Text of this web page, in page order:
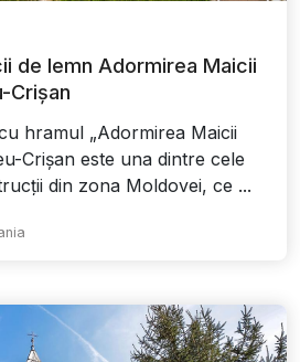
de lemn Adormirea Maicii
Crișan
hramul „Adormirea Maicii
Crişan este una dintre cele
din zona Moldovei, ce ...